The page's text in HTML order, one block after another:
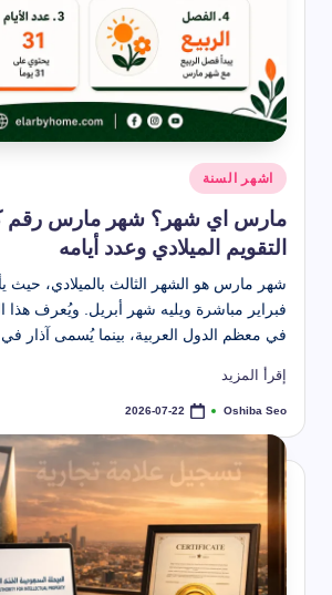
نُشر
في
اشهر السنة
مارس اي شهر؟ شهر مارس رقم
التقويم الميلادي وعدد أيامه
شهر مارس هو الشهر الثالث بالميلادي، حيث
فبراير مباشرة ويليه شهر أبريل. ويُعرف
في معظم الدول العربية، بينما يُسمى آذار
إقرأ المزيد
تمّ
بواسطة
Oshiba Seo
2026-07-22